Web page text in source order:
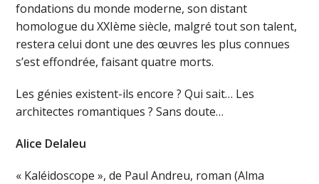
fondations du monde moderne, son distant
homologue du XXIème siècle, malgré tout son talent,
restera celui dont une des œuvres les plus connues
s’est effondrée, faisant quatre morts.
Les génies existent-ils encore ? Qui sait… Les
architectes romantiques ? Sans doute…
Alice Delaleu
« Kaléidoscope », de Paul Andreu, roman (Alma